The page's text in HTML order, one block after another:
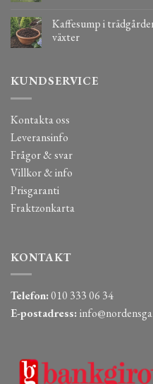
Kaffesump i
växter
KUNDSERVICE
Kontakta oss
Leveransinfo
Frågor & svar
Villkor & info
Prisgaranti
Fraktzonkarta
KONTAKT
Telefon:010 333 06 34
E-postadress: